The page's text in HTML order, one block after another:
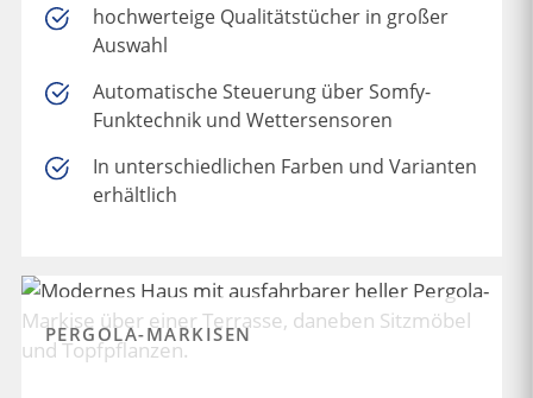
hochwerteige Qualitätstücher in großer
Auswahl
Automatische Steuerung über Somfy-
Funktechnik und Wettersensoren
In unterschiedlichen Farben und Varianten
erhältlich
PERGOLA-MARKISEN